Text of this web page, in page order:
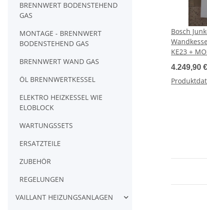
Bosch
KE23 +
4.249,90 €
BRENNWERT BODENSTEHEND
GAS
MONTAGE - BRENNWERT
BODENSTEHEND GAS
BRENNWERT WAND GAS
ÖL BRENNWERTKESSEL
ELEKTRO HEIZKESSEL WIE
ELOBLOCK
WARTUNGSSETS
ERSATZTEILE
ZUBEHÖR
REGELUNGEN
VAILLANT HEIZUNGSANLAGEN